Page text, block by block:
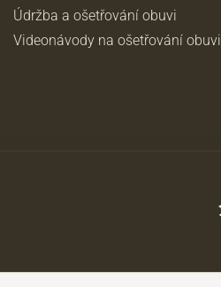
Údržba a ošetřování obuvi
Videonávody na ošetřování obuvi